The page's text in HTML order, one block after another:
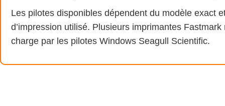
Les pilotes disponibles dépendent du modèle exact
d’impression utilisé. Plusieurs imprimantes
charge par les pilotes Windows Seagull Scientific.